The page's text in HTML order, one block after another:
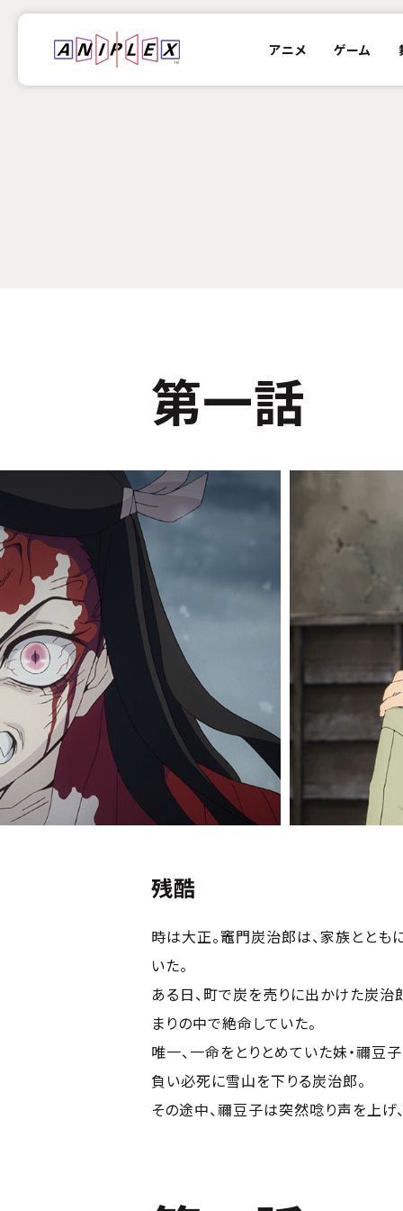
アニメ ゲーム
第一話
残酷
時は大正。竈門炭治郎は、家族ととも
いた。
ある日、町で炭を売りに出かけた炭
まりの中で絶命していた。
唯一、一命をとりとめていた妹・禰豆
負い必死に雪山を下りる炭治郎。
その途中、禰豆子は突然唸り声を上げ